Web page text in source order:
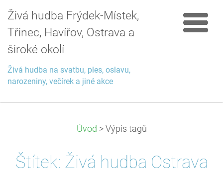
Živá hudba Frýdek-Místek,
Třinec, Havířov, Ostrava a
široké okolí
Živá hudba na svatbu, ples, oslavu,
narozeniny, večírek a jiné akce
Úvod > Výpis tagů
Štítek: Živá hudba Ostrava